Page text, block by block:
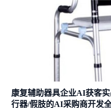
康复辅助器具企业AI获客
行器/假肢的AI采购商开发